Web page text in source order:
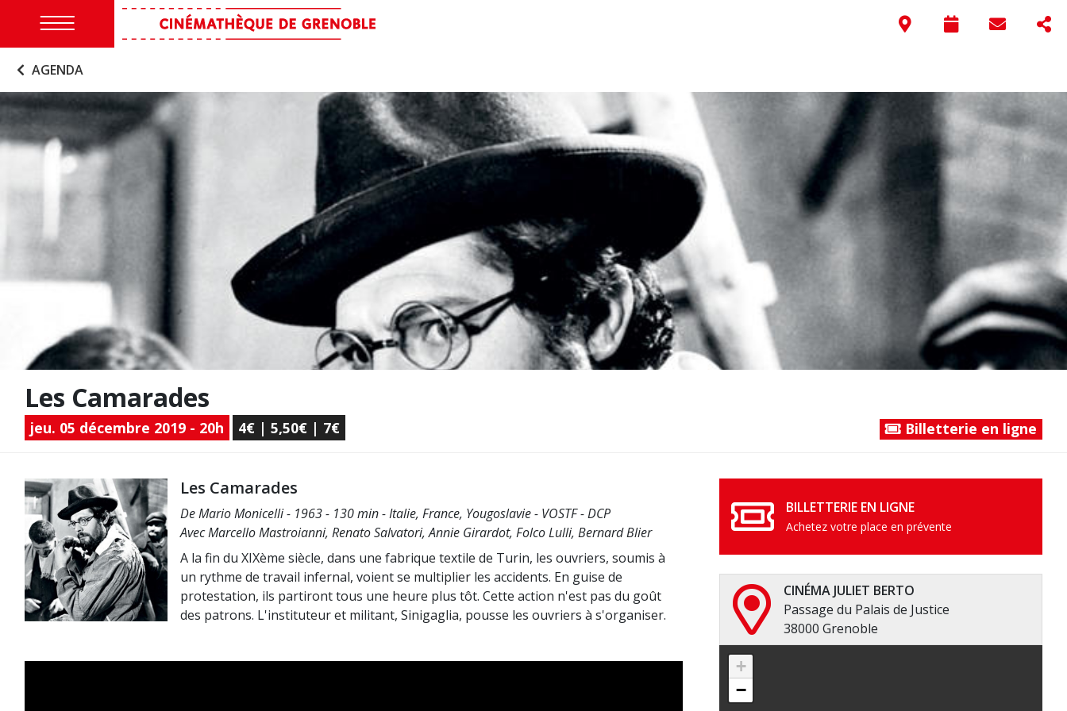
AGENDA
Les Camarades
jeu. 05 décembre 2019 - 20h 4€ | 5,50€ | 7€ Billetterie en ligne
Les Camarades
De Mario Monicelli - 1963 - 130 min - Italie, France, Yougoslavie - VOSTF - DCP
Avec Marcello Mastroianni, Renato Salvatori, Annie Girardot, Folco Lulli, Bernard Blier
A la fin du XIXème siècle, dans une fabrique textile de Turin, les ouvriers, soumis à
un rythme de travail infernal, voient se multiplier les accidents. En guise de
protestation, ils partiront tous une heure plus tôt. Cette action n'est pas du goût
des patrons. L'instituteur et militant, Sinigaglia, pousse les ouvriers à s'organiser.
BILLETTERIE EN LIGNE
Achetez votre place en prévente
CINÉMA JULIET BERTO
Passage du Palais de Justice
38000 Grenoble
+
−